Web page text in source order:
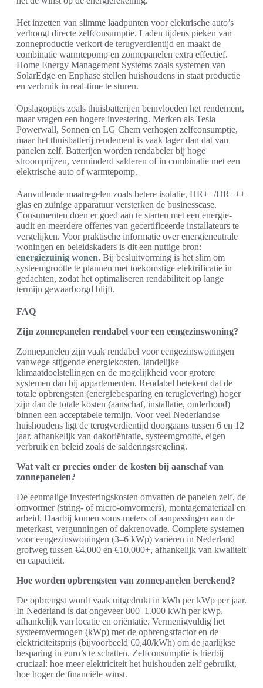
Het inzetten van slimme laadpunten voor elektrische auto’s
verhoogt directe zelfconsumptie. Laden tijdens pieken van
zonneproductie verkort de terugverdientijd en maakt de
combinatie warmtepomp en zonnepanelen extra effectief.
Home Energy Management Systems zoals systemen van
SolarEdge en Enphase stellen huishoudens in staat productie
en verbruik in real-time te sturen.
Opslagopties zoals thuisbatterijen beïnvloeden het rendement,
maar vragen een hogere investering. Merken als Tesla
Powerwall, Sonnen en LG Chem verhogen zelfconsumptie,
maar het thuisbatterij rendement is vaak lager dan dat van
panelen zelf. Batterijen worden rendabeler bij hoge
stroomprijzen, verminderd salderen of in combinatie met een
elektrische auto of warmtepomp.
Aanvullende maatregelen zoals betere isolatie, HR++/HR+++
glas en zuinige apparatuur versterken de businesscase.
Consumenten doen er goed aan te starten met een energie-
audit en meerdere offertes van gecertificeerde installateurs te
vergelijken. Voor praktische informatie over energieneutrale
woningen en beleidskaders is dit een nuttige bron:
energiezuinig wonen. Bij besluitvorming is het slim om
systeemgrootte te plannen met toekomstige elektrificatie in
gedachten, zodat het optimaliseren rendabiliteit op lange
termijn gewaarborgd blijft.
FAQ
Zijn zonnepanelen rendabel voor een eengezinswoning?
Zonnepanelen zijn vaak rendabel voor eengezinswoningen
vanwege stijgende energiekosten, landelijke
klimaatdoelstellingen en de mogelijkheid voor grotere
systemen dan bij appartementen. Rendabel betekent dat de
totale opbrengsten (energiebesparing en teruglevering) hoger
zijn dan de totale kosten (aanschaf, installatie, onderhoud)
binnen een acceptabele termijn. Voor veel Nederlandse
huishoudens ligt de terugverdientijd doorgaans tussen 6 en 12
jaar, afhankelijk van dakoriëntatie, systeemgrootte, eigen
verbruik en beleid zoals de salderingsregeling.
Wat valt er precies onder de kosten bij aanschaf van
zonnepanelen?
De eenmalige investeringskosten omvatten de panelen zelf, de
omvormer (string- of micro-omvormers), montagemateriaal en
arbeid. Daarbij komen soms meters of aanpassingen aan de
meterkast, vergunningen of dakrenovatie. Complete systemen
voor eengezinswoningen (3–6 kWp) variëren in Nederland
grofweg tussen €4.000 en €10.000+, afhankelijk van kwaliteit
en capaciteit.
Hoe worden opbrengsten van zonnepanelen berekend?
De opbrengst wordt vaak uitgedrukt in kWh per kWp per jaar.
In Nederland is dat ongeveer 800–1.000 kWh per kWp,
afhankelijk van locatie en oriëntatie. Vermenigvuldig het
systeemvermogen (kWp) met de opbrengstfactor en de
elektriciteitsprijs (bijvoorbeeld €0,40/kWh) om de jaarlijkse
besparing in euro’s te schatten. Zelfconsumptie is hierbij
cruciaal: hoe meer elektriciteit het huishouden zelf gebruikt,
hoe hoger de financiële winst.